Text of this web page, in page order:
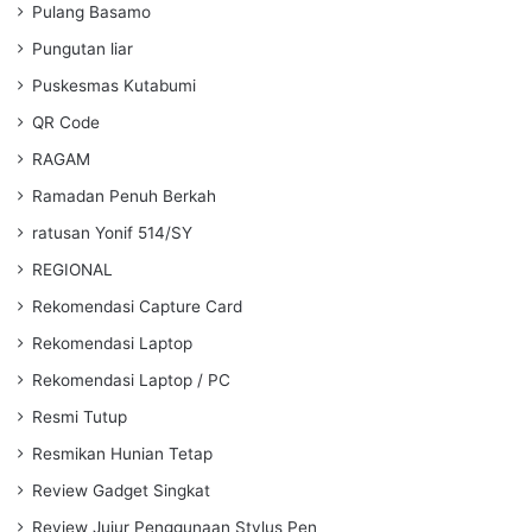
Pulang Basamo
Pungutan liar
Puskesmas Kutabumi
QR Code
RAGAM
Ramadan Penuh Berkah
ratusan Yonif 514/SY
REGIONAL
Rekomendasi Capture Card
Rekomendasi Laptop
Rekomendasi Laptop / PC
Resmi Tutup
Resmikan Hunian Tetap
Review Gadget Singkat
Review Jujur Penggunaan Stylus Pen